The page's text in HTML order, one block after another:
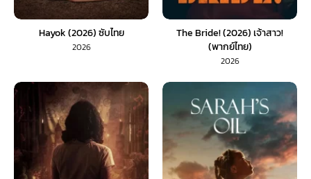
Hayok (2026) ซับไทย
2026
The Bride! (2026) เจ้าสาว!
(พากย์ไทย)
2026